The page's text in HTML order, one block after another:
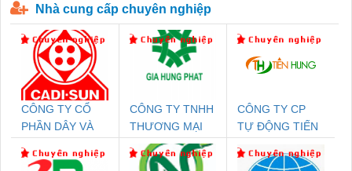
Nhà cung cấp chuyên nghiệp
CÔNG TY CỔ
PHẦN DÂY VÀ
THƯỢNG ĐÌNH
CÔNG TY TNHH
THƯƠNG MẠI
DỊCH VỤ KỸ
THUẬT ĐIỆN CƠ
CÔNG TY CP
TỰ ĐỘNG TIẾN